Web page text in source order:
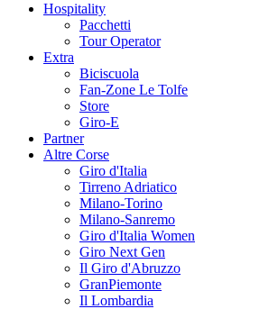
Hospitality
Pacchetti
Tour Operator
Extra
Biciscuola
Fan-Zone Le Tolfe
Store
Giro-E
Partner
Altre Corse
Giro d'Italia
Tirreno Adriatico
Milano-Torino
Milano-Sanremo
Giro d'Italia Women
Giro Next Gen
Il Giro d'Abruzzo
GranPiemonte
Il Lombardia